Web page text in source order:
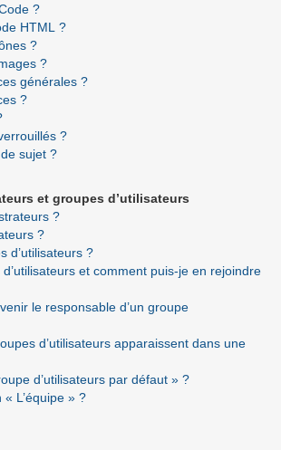
?
HTML ?
?
?
générales ?
?
?
sujet ?
et groupes d’utilisateurs
?
?
d’utilisateurs ?
et comment puis-je en rejoindre
le responsable d’un groupe
d’utilisateurs apparaissent dans une
d’utilisateurs par défaut » ?
« L’équipe » ?